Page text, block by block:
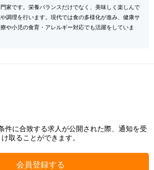
家です。栄養バランスだけでなく、美味しく楽しんで
調理を行います。現代では食の多様化が進み、健康サ
や小児の食育・アレルギー対応でも活躍をしていま
件に合致する求人が公開された際、通知を受
け取ることができます。
会員登録する